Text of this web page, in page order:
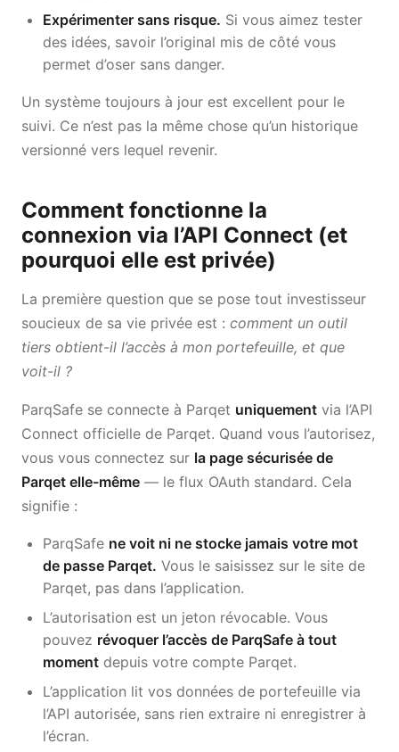
Expérimenter sans risque. Si vous aimez tester
des idées, savoir l’original mis de côté vous
permet d’oser sans danger.
Un système toujours à jour est excellent pour le
suivi. Ce n’est pas la même chose qu’un historique
versionné vers lequel revenir.
Comment fonctionne la
connexion via l’API Connect (et
pourquoi elle est privée)
La première question que se pose tout investisseur
soucieux de sa vie privée est : comment un outil
tiers obtient-il l’accès à mon portefeuille, et que
voit-il ?
ParqSafe se connecte à Parqet uniquement via l’API
Connect officielle de Parqet. Quand vous l’autorisez,
vous vous connectez sur la page sécurisée de
Parqet elle-même — le flux OAuth standard. Cela
signifie :
ParqSafe ne voit ni ne stocke jamais votre mot
de passe Parqet. Vous le saisissez sur le site de
Parqet, pas dans l’application.
L’autorisation est un jeton révocable. Vous
pouvez révoquer l’accès de ParqSafe à tout
moment depuis votre compte Parqet.
L’application lit vos données de portefeuille via
l’API autorisée, sans rien extraire ni enregistrer à
l’écran.